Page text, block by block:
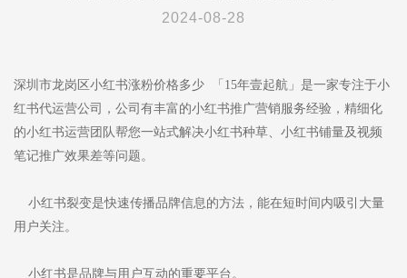
2024-08-28
深圳市龙岗区小红书涨粉价格多少 「15年壹起航」是一家专注于小
红书代运营公司，公司有丰富的小红书推广营销服务经验，精细化
的小红书运营团队帮您一站式解决小红书种草、小红书铺量及视频
笔记推广效果差等问题。
小红书裂变是快速传播品牌信息的方法，能在短时间内吸引大量
用户关注。
小红书是品牌与用户互动的重要平台。